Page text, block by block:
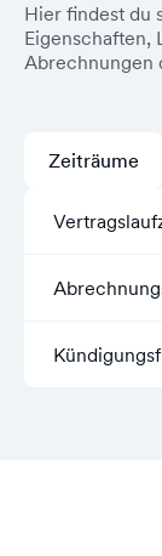
Hier findest du
Eigenschaften,
Abrechnungen
Zeiträume